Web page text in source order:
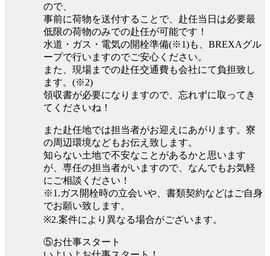
ので、
事前に荷物を送付することで、赴任当日は必要最
低限の荷物のみでの赴任が可能です！
水道・ガス・電気の開栓準備(※1)も、BREXAグル
ープで行いますのでご安心ください。
また、現場までの赴任交通費も会社にて負担致し
ます。(※2)
領収書が必要になりますので、忘れずに取ってき
てくださいね！
また赴任地では担当者がお迎えにあがります。寮
の周辺環境などもお伝え致します。
知らない土地で不安なことがあるかと思います
が、専任の担当者がいますので、なんでもお気軽
にご相談ください！
※1.ガス開栓時の立会いや、書類契約などはご自身
でお願い致します。
※2.案件により異なる場合がございます。
⑤お仕事スタート